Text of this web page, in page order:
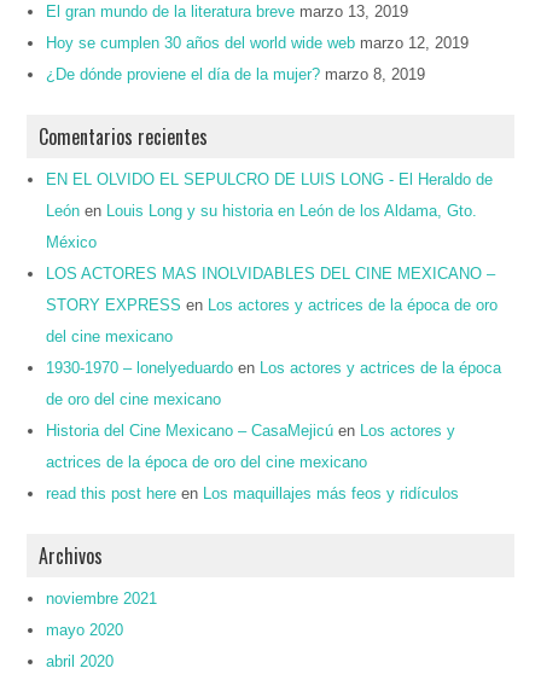
El gran mundo de la literatura breve marzo 13, 2019
Hoy se cumplen 30 años del world wide web marzo 12, 2019
¿De dónde proviene el día de la mujer? marzo 8, 2019
Comentarios recientes
EN EL OLVIDO EL SEPULCRO DE LUIS LONG - El Heraldo de
León en
Louis Long y su historia en León de los Aldama, Gto.
México
LOS ACTORES MAS INOLVIDABLES DEL CINE MEXICANO –
STORY EXPRESS en
Los actores y actrices de la época de oro
del cine mexicano
1930-1970 – lonelyeduardo en
Los actores y actrices de la época
de oro del cine mexicano
Historia del Cine Mexicano – CasaMejicú en
Los actores y
actrices de la época de oro del cine mexicano
read this post here en Los maquillajes más feos y ridículos
Archivos
noviembre 2021
mayo 2020
abril 2020